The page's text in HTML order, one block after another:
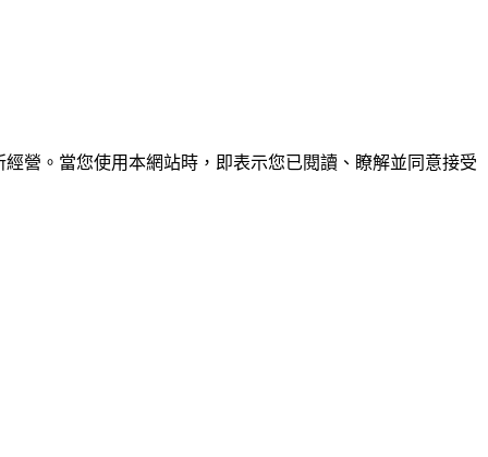
經營。當您使用本網站時，即表示您已閱讀、瞭解並同意接受